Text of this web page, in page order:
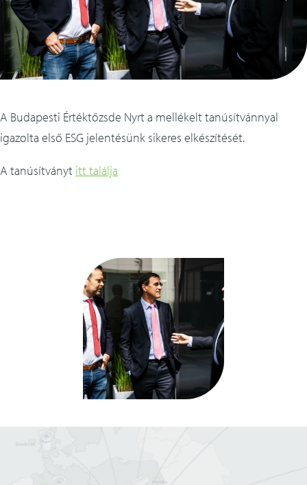
szolgáltatások
méretező alkalmazás
referenciák
kapcsolat
A Budapesti Értéktőzsde Nyrt a mellékelt tanúsítvánnyal
igazolta első ESG jelentésünk sikeres elkészítését.
A tanúsítványt itt találja